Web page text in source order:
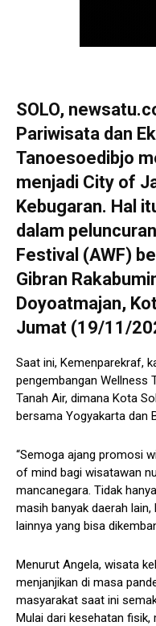
SOLO,
Pariwisata dan
Tanoesoedibjo
menjadi City of
Kebugaran. Hal
dalam
Festival (AWF)
Gibran
Doyoatmajan,
Jumat (19/11/
Saat ini, Kemenparekraf,
pengembangan Wellness
Tanah Air, dimana Kota
bersama Yogyakarta dan
“Semoga ajang promosi
of mind bagi wisatawan
mancanegara. Tidak
masih banyak daerah
lainnya yang bisa
Menurut Angela, wisata
menjanjikan di masa
masyarakat saat ini
Mulai dari kesehatan